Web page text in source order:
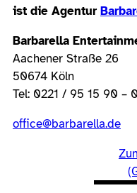
ist die Agentur
Barbarella
Aachener Straße 26
50674 Köln
Tel: 0221 / 95 15 90 – 0
office@barbarella.de